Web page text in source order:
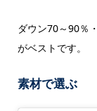
ダウン70～90％
がベストです。
素材で選ぶ